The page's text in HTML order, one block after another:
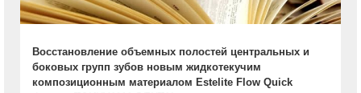
Восстановление объемных полостей центральных и
боковых групп зубов новым жидкотекучим
композиционным материалом Estelite Flow Quick